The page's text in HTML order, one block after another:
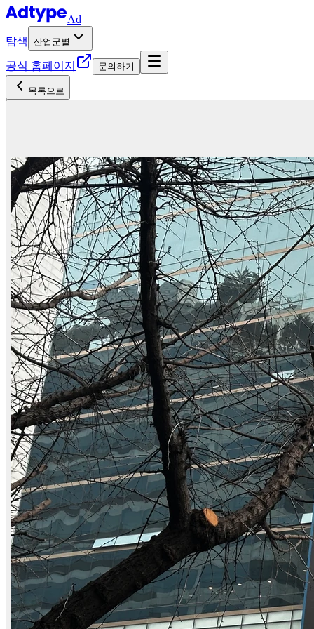
Ad
탐색
산업군별
공식 홈페이지 문의하기
목록으로